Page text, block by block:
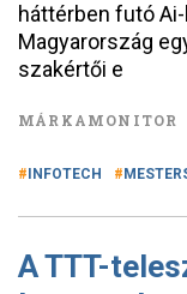
háttérben futó
Magyarország
szakértői e
MÁRKAMONITOR
INFOTECH
A TTT-